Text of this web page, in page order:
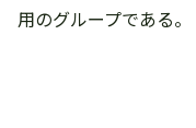
用のグループである。